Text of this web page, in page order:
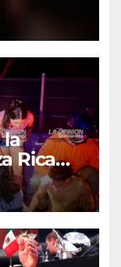
la
Rica